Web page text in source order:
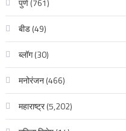
पुणे(761)
बीड(49)
ब्लॉग(30)
मनोरंजन(466)
महाराष्ट्र(5,202)